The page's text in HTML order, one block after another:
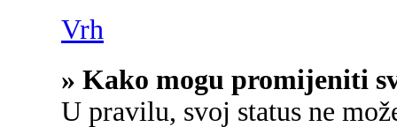
Vrh
» Kako mogu promijeniti
U pravilu, svoj status ne